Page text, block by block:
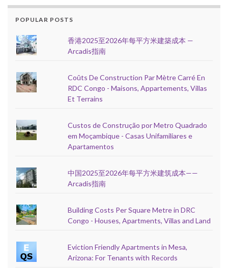
POPULAR POSTS
香港2025至2026年每平方米建築成本 —
Arcadis指南
Coûts De Construction Par Mètre Carré En
RDC Congo - Maisons, Appartements, Villas
Et Terrains
Custos de Construção por Metro Quadrado
em Moçambique - Casas Unifamiliares e
Apartamentos
中国2025至2026年每平方米建筑成本——
Arcadis指南
Building Costs Per Square Metre in DRC
Congo - Houses, Apartments, Villas and Land
Eviction Friendly Apartments in Mesa,
Arizona: For Tenants with Records